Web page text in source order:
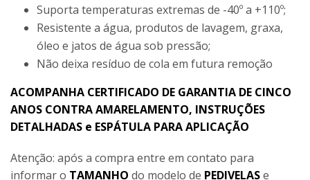
Suporta temperaturas extremas de -40º a +110º;
Resistente a água, produtos de lavagem, graxa,
óleo e jatos de água sob pressão;
Não deixa resíduo de cola em futura remoção
ACOMPANHA CERTIFICADO DE GARANTIA DE CINCO
ANOS CONTRA AMARELAMENTO, INSTRUÇÕES
DETALHADAS e ESPÁTULA PARA APLICAÇÃO
Atenção: após a compra entre em contato para
informar o TAMANHO do modelo de PEDIVELASe